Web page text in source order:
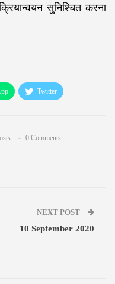
सुनिश्चित करना
Twitter
0 Comments
NEXT POST
10 September 2020